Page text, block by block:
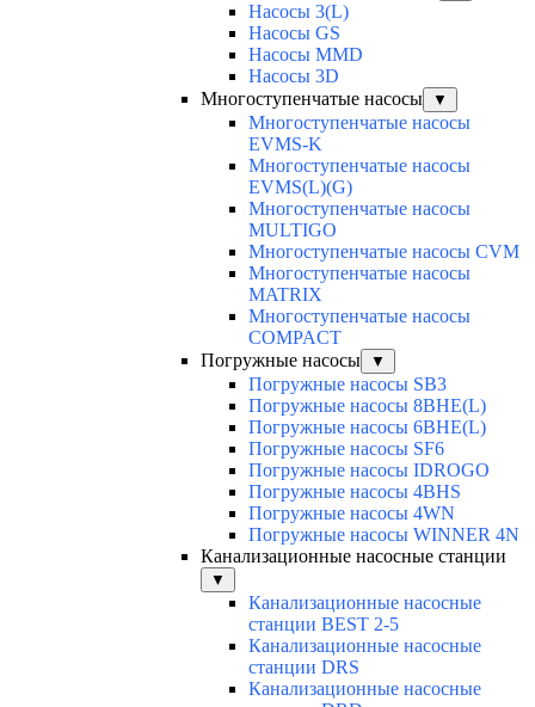
Насосы 3(L)
Насосы GS
Насосы MMD
Насосы 3D
Многоступенчатые насосы
▼
Многоступенчатые насосы
EVMS-K
Многоступенчатые насосы
EVMS(L)(G)
Многоступенчатые насосы
MULTIGO
Многоступенчатые насосы CVM
Многоступенчатые насосы
MATRIX
Многоступенчатые насосы
COMPACT
Погружные насосы
▼
Погружные насосы SB3
Погружные насосы 8BHE(L)
Погружные насосы 6BHE(L)
Погружные насосы SF6
Погружные насосы IDROGO
Погружные насосы 4BHS
Погружные насосы 4WN
Погружные насосы WINNER 4N
Канализационные насосные станции
▼
Канализационные насосные
станции BEST 2-5
Канализационные насосные
станции DRS
Канализационные насосные